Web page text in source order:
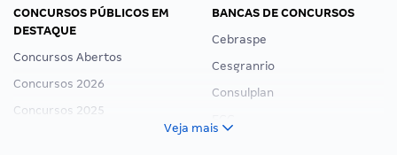
CONCURSOS PÚBLICOS EM
DESTAQUE
Concursos Abertos
Concursos 2026
Concursos 2025
BANCAS DE CONCURSOS
Cebraspe
Cesgranrio
Consulplan
Veja mais